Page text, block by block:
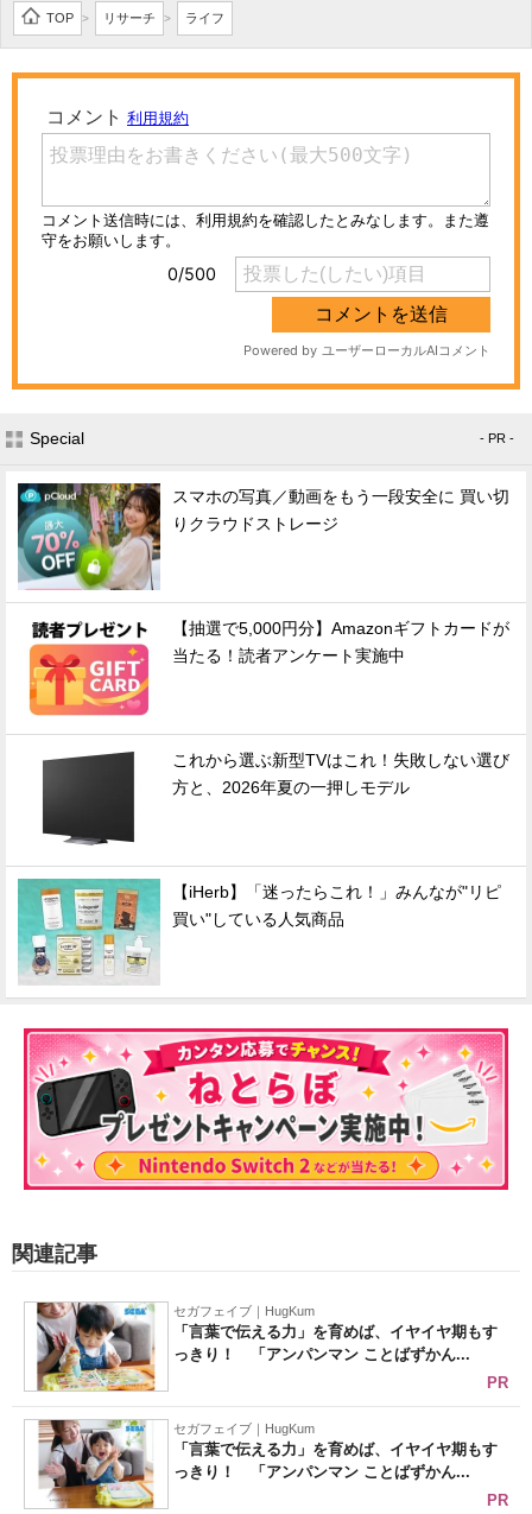
TOP > リサーチ > ライフ
Special - PR -
スマホの写真／動画をもう一段安全に 買い切
りクラウドストレージ
【抽選で5,000円分】Amazonギフトカードが
当たる！読者アンケート実施中
これから選ぶ新型TVはこれ！失敗しない選び
方と、2026年夏の一押しモデル
【iHerb】「迷ったらこれ！」みんなが"リピ
買い"している人気商品
関連記事
セガフェイブ｜HugKum
「言葉で伝える力」を育めば、イヤイヤ期もす
っきり！ 「アンパンマン ことばずかん...
PR
セガフェイブ｜HugKum
「言葉で伝える力」を育めば、イヤイヤ期もす
っきり！ 「アンパンマン ことばずかん...
PR